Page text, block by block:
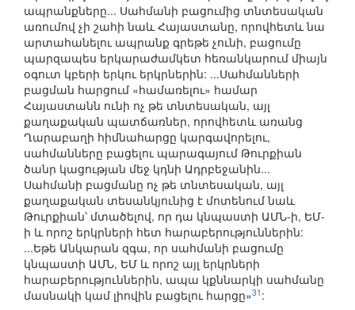
ապրանքները... Սահմանի բացումից տնտեսական
առումով չի շահի նաև Հայաստանը, որովհետև նա
արտահանելու ապրանք գրեթե չունի, բացումը
պարզապես երկարաժամկետ հեռանկարում միայն
օգուտ կբերի երկու երկրներին: ...Սահմանների
բացման հարցում «համառելու» համար
Հայաստանն ունի ոչ թե տնտեսական, այլ
քաղաքական պատճառներ, որովհետև առանց
Ղարաբաղի հիմնահարցը կարգավորելու,
սահմանները բացելու պարագայում Թուրքիան
ծանր կացության մեջ կդնի Ադրբեջանին...
Սահմանի բացմանը ոչ թե տնտեսական, այլ
քաղաքական տեսանկյունից է մոտենում նաև
Թուրքիան՝ մտածելով, որ դա կնպաստի ԱՄՆ-ի, ԵՄ-
ի և որոշ երկրների հետ հարաբերություններին:
...Եթե Անկարան զգա, որ սահմանի բացումը
կնպաստի ԱՄՆ, ԵՄ և որոշ այլ երկրների
հարաբերություններին, ապա կքննարկի սահմանը
մասնակի կամ լիովին բացելու հարցը»31 :